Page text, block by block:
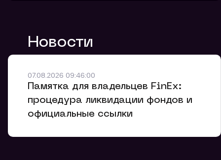
Новости
07.08.2026 09:46:00
Памятка для владельцев FinEx:
процедура ликвидации фондов и
официальные ссылки
Ваше